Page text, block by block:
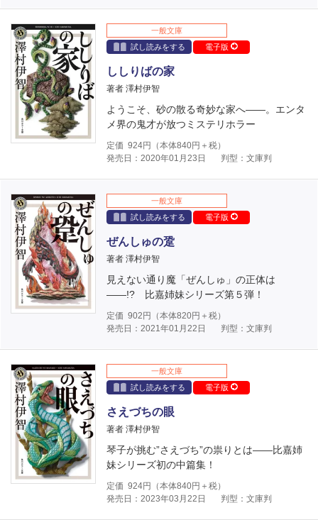
一般文庫
試し読みをする
電子版
ししりばの家
著者 澤村伊智
ようこそ、砂の散る奇妙な家へ――。エンタ
メ界の鬼才が放つミステリホラー
定価 924円（本体840円＋税）
発売日：2020年01月23日
判型：文庫判
一般文庫
試し読みをする
電子版
ぜんしゅの跫
著者 澤村伊智
見えない通り魔「ぜんしゅ」の正体は
――!? 比嘉姉妹シリーズ第５弾！
定価 902 円（本体820円＋税）
発売日：2021年01月22日
判型：文庫判
一般文庫
試し読みをする
電子版
さえづちの眼
著者 澤村伊智
琴子が挑む”さえづち”の祟りとは――比嘉姉
妹シリーズ初の中篇集！
定価 924円（本体840円＋税）
発売日：2023年03月22日
判型：文庫判